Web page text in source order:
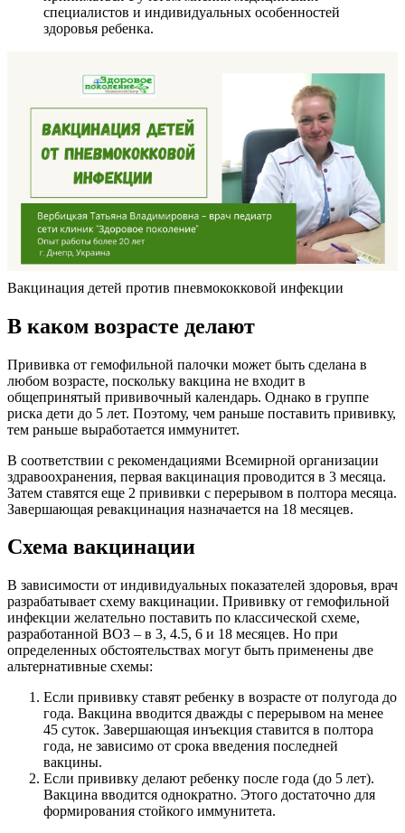
специалистов и индивидуальных особенностей
здоровья ребенка.
Вакцинация детей против пневмококковой инфекции
В каком возрасте делают
Прививка от гемофильной палочки может быть сделана в
любом возрасте, поскольку вакцина не входит в
общепринятый прививочный календарь. Однако в группе
риска дети до 5 лет. Поэтому, чем раньше поставить прививку,
тем раньше выработается иммунитет.
В соответствии с рекомендациями Всемирной организации
здравоохранения, первая вакцинация проводится в 3 месяца.
Затем ставятся еще 2 прививки с перерывом в полтора месяца.
Завершающая ревакцинация назначается на 18 месяцев.
Схема вакцинации
В зависимости от индивидуальных показателей здоровья, врач
разрабатывает схему вакцинации. Прививку от гемофильной
инфекции желательно поставить по классической схеме,
разработанной ВОЗ – в 3, 4.5, 6 и 18 месяцев. Но при
определенных обстоятельствах могут быть применены две
альтернативные схемы:
Если прививку ставят ребенку в возрасте от полугода до
года. Вакцина вводится дважды с перерывом на менее
45 суток. Завершающая инъекция ставится в полтора
года, не зависимо от срока введения последней
вакцины.
Если прививку делают ребенку после года (до 5 лет).
Вакцина вводится однократно. Этого достаточно для
формирования стойкого иммунитета.